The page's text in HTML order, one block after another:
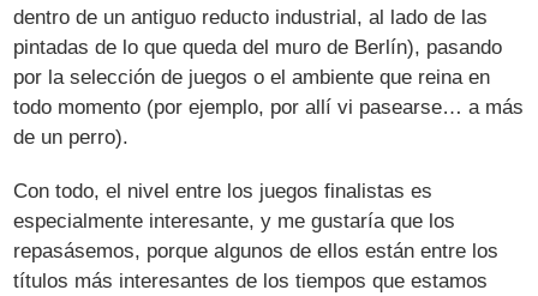
dentro de un antiguo reducto industrial, al lado de las
pintadas de lo que queda del muro de Berlín), pasando
por la selección de juegos o el ambiente que reina en
todo momento (por ejemplo, por allí vi pasearse… a más
de un perro).
Con todo, el nivel entre los juegos finalistas es
especialmente interesante, y me gustaría que los
repasásemos, porque algunos de ellos están entre los
títulos más interesantes de los tiempos que estamos